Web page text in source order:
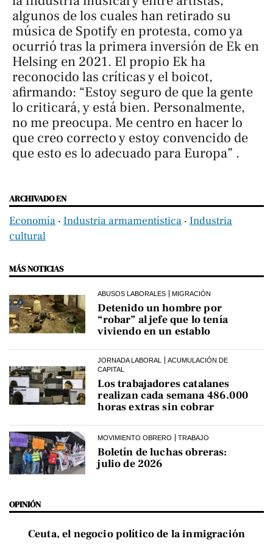
algunos de los cuales han retirado su
música de Spotify en protesta, como ya
ocurrió tras la primera inversión de Ek en
Helsing en 2021. El propio Ek ha
reconocido las críticas y el boicot,
afirmando: “Estoy seguro de que la gente
lo criticará, y está bien. Personalmente,
no me preocupa. Me centro en hacer lo
que creo correcto y estoy convencido de
que esto es lo adecuado para Europa” .
ARCHIVADO EN
Economía ‧ Industria armamentística ‧ Industria
cultural
MÁS NOTICIAS
ABUSOS LABORALES MIGRACIÓN
Detenido un hombre por
“robar” al jefe que lo tenía
viviendo en un establo
JORNADA LABORAL
ACUMULACIÓN DE
CAPITAL
Los trabajadores catalanes
realizan cada semana 486.000
horas extras sin cobrar
MOVIMIENTO OBRERO TRABAJO
Boletín de luchas obreras:
julio de 2026
OPINIÓN
Ceuta, el negocio político de la inmigración